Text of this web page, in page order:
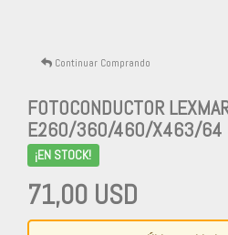
Continuar Comprando
FOTOCONDUCTOR
E260/360/460/X463/64
¡EN STOCK!
71,00 USD